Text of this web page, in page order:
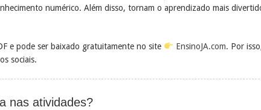
numérico. Além disso, tornam o aprendizado mais
e pode ser baixado gratuitamente no site EnsinoJA.com. Por
sociais.
nas atividades?